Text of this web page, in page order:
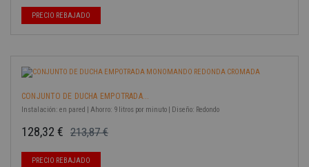
PRECIO REBAJADO
CONJUNTO DE DUCHA EMPOTRADA...
Instalación: en pared | Ahorro: 9 litros por minuto | Diseño: Redondo
213,87 €
128,32 €
PRECIO REBAJADO